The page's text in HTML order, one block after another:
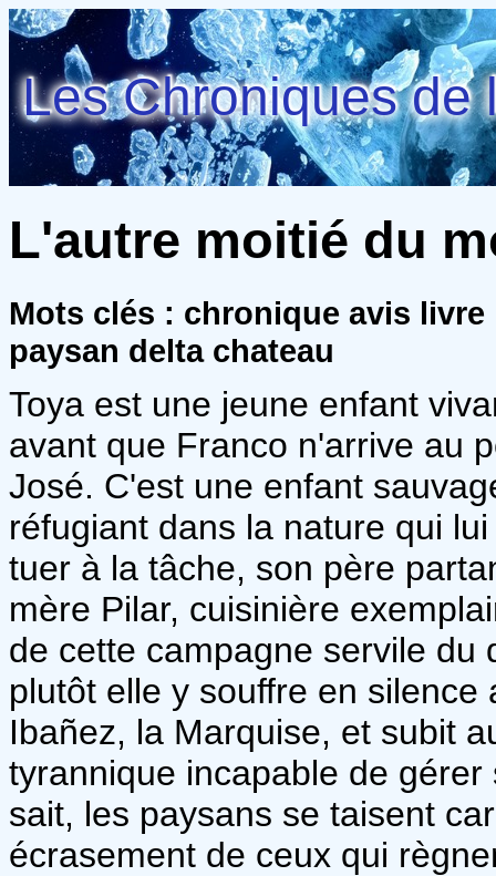
Les Chroniques de
L'autre moitié du
Mots clés : chronique avis
paysan delta chateau
Toya est une jeune enfant
avant que Franco n'arrive au
José. C'est une enfant
réfugiant dans la nature qui
tuer à la tâche, son père
mère Pilar, cuisinière
de cette campagne servile du
plutôt elle y souffre en
Ibañez, la Marquise, et subit
tyrannique incapable de
sait, les paysans se taisent
écrasement de ceux qui